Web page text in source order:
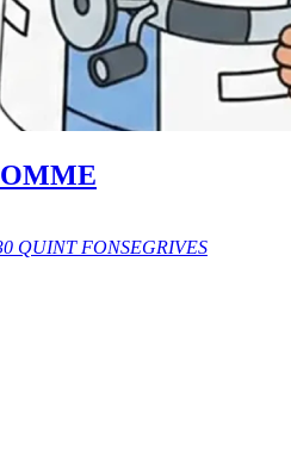
QUINT FONSEGRIVES